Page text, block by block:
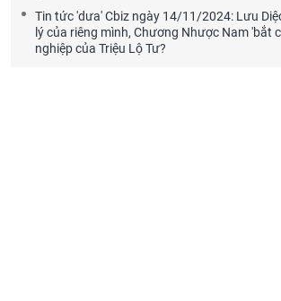
Tin tức 'dưa' Cbiz ngày 14/11/2024: Lưu
lý của riêng mình, Chương Nhược Nam 'bắt
nghiệp của Triệu Lộ Tư?